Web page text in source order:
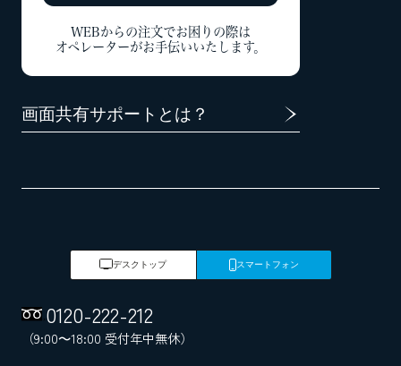
WEBからの注文でお困りの際は
オペレーターがお手伝いいたします。
画面共有サポートとは？
デスクトップ スマートフォン
0120-222-212
（9:00～18:00 受付年中無休）